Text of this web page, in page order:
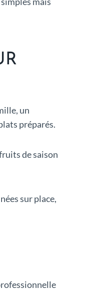
un
préparés.
de saison
sur place,